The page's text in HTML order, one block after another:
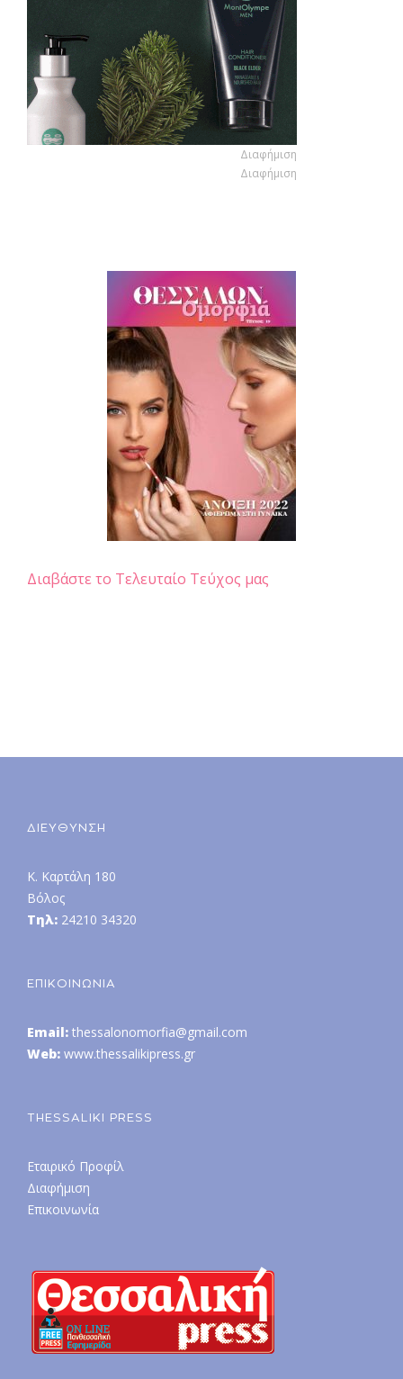
Διαφήμιση
Διαφήμιση
Διαβάστε το Τελευταίο Τεύχος μας
ΔΙΕΥΘΥΝΣΗ
Κ. Καρτάλη 180
Βόλος
Τηλ: 24210 34320
ΕΠΙΚΟΙΝΩΝΙΑ
Email: thessalonomorfia@gmail.com
Web: www.thessalikipress.gr
THESSALIKI PRESS
Εταιρικό Προφίλ
Διαφήμιση
Επικοινωνία